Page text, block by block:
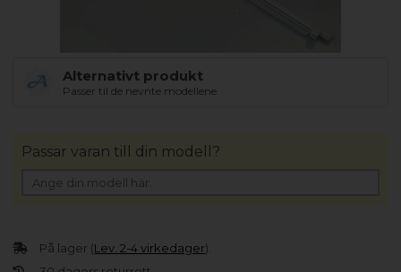
Alternativt produkt
Passer til de nevnte modellene.
På lager (Lev. 2-4 virkedager).
Passar varan till din modell?